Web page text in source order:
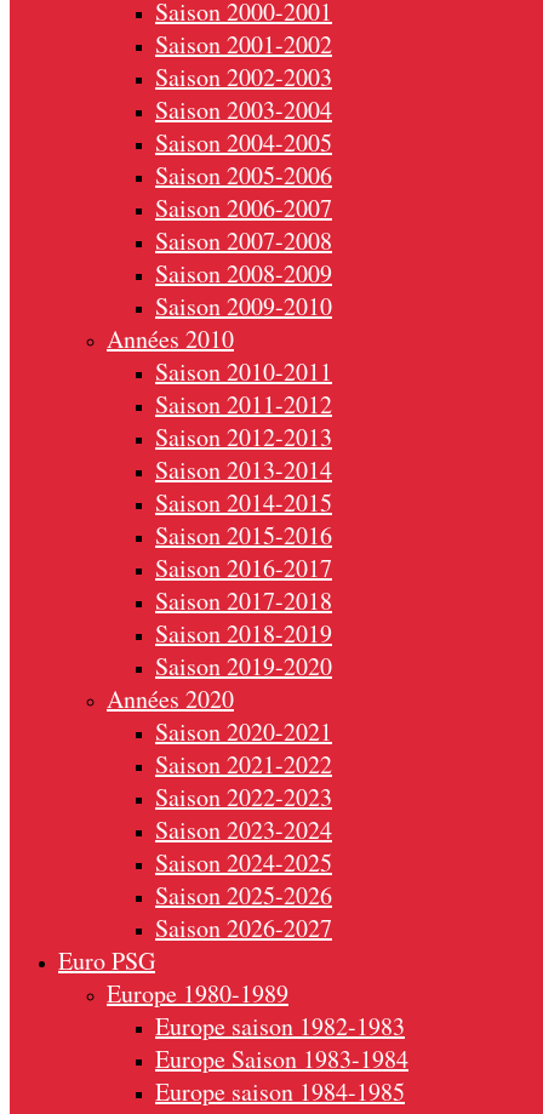
Saison 2000-2001
Saison 2001-2002
Saison 2002-2003
Saison 2003-2004
Saison 2004-2005
Saison 2005-2006
Saison 2006-2007
Saison 2007-2008
Saison 2008-2009
Saison 2009-2010
Années 2010
Saison 2010-2011
Saison 2011-2012
Saison 2012-2013
Saison 2013-2014
Saison 2014-2015
Saison 2015-2016
Saison 2016-2017
Saison 2017-2018
Saison 2018-2019
Saison 2019-2020
Années 2020
Saison 2020-2021
Saison 2021-2022
Saison 2022-2023
Saison 2023-2024
Saison 2024-2025
Saison 2025-2026
Saison 2026-2027
Euro PSG
Europe 1980-1989
Europe saison 1982-1983
Europe Saison 1983-1984
Europe saison 1984-1985